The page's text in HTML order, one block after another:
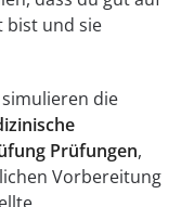
bist und sie
die
Prüfungen,
Vorbereitung